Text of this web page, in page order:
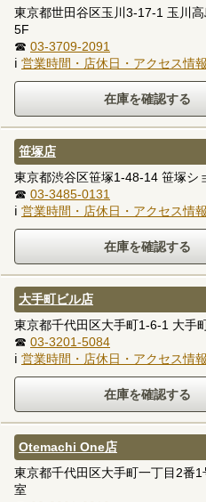
東京都世田谷区玉川3-17-1 玉川
5F
☎ 03-3709-2091
ℹ 営業時間・店休日・アクセス情
笹塚店
東京都渋谷区笹塚1-48-14 笹塚シ
☎ 03-3485-0131
ℹ 営業時間・店休日・アクセス情
大手町ビル店
東京都千代田区大手町1-6-1 大手
☎ 03-3201-5084
ℹ 営業時間・店休日・アクセス情
Otemachi One店
東京都千代田区大手町一丁目2番
室